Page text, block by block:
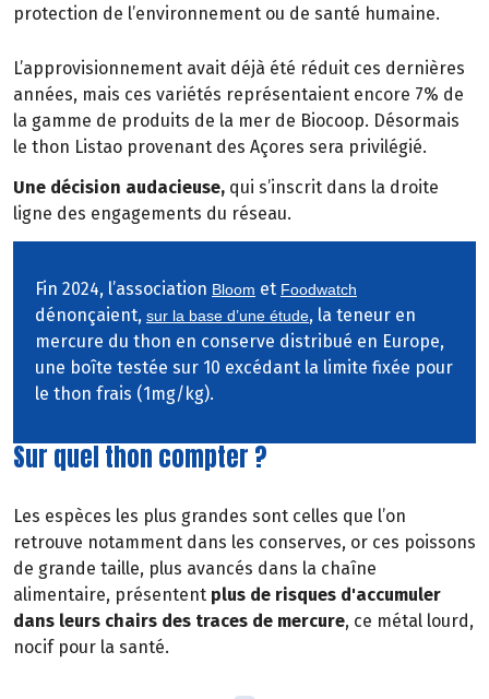
protection de l’environnement ou de santé humaine.
L’approvisionnement avait déjà été réduit ces dernières
années, mais ces variétés représentaient encore 7% de
la gamme de produits de la mer de Biocoop. Désormais
le thon Listao provenant des Açores sera privilégié.
Une décision audacieuse, qui s’inscrit dans la droite
ligne des engagements du réseau.
Fin 2024, l’association Bloom et Foodwatch
dénonçaient, sur la base d’une étude, la teneur en
mercure du thon en conserve distribué en Europe,
une boîte testée sur 10 excédant la limite fixée pour
le thon frais (1mg/kg).
Sur quel thon compter ?
Les espèces les plus grandes sont celles que l’on
retrouve notamment dans les conserves, or ces poissons
de grande taille, plus avancés dans la chaîne
alimentaire, présentent plus de risques d'accumuler
dans leurs chairs des traces de mercure, ce métal lourd,
nocif pour la santé.